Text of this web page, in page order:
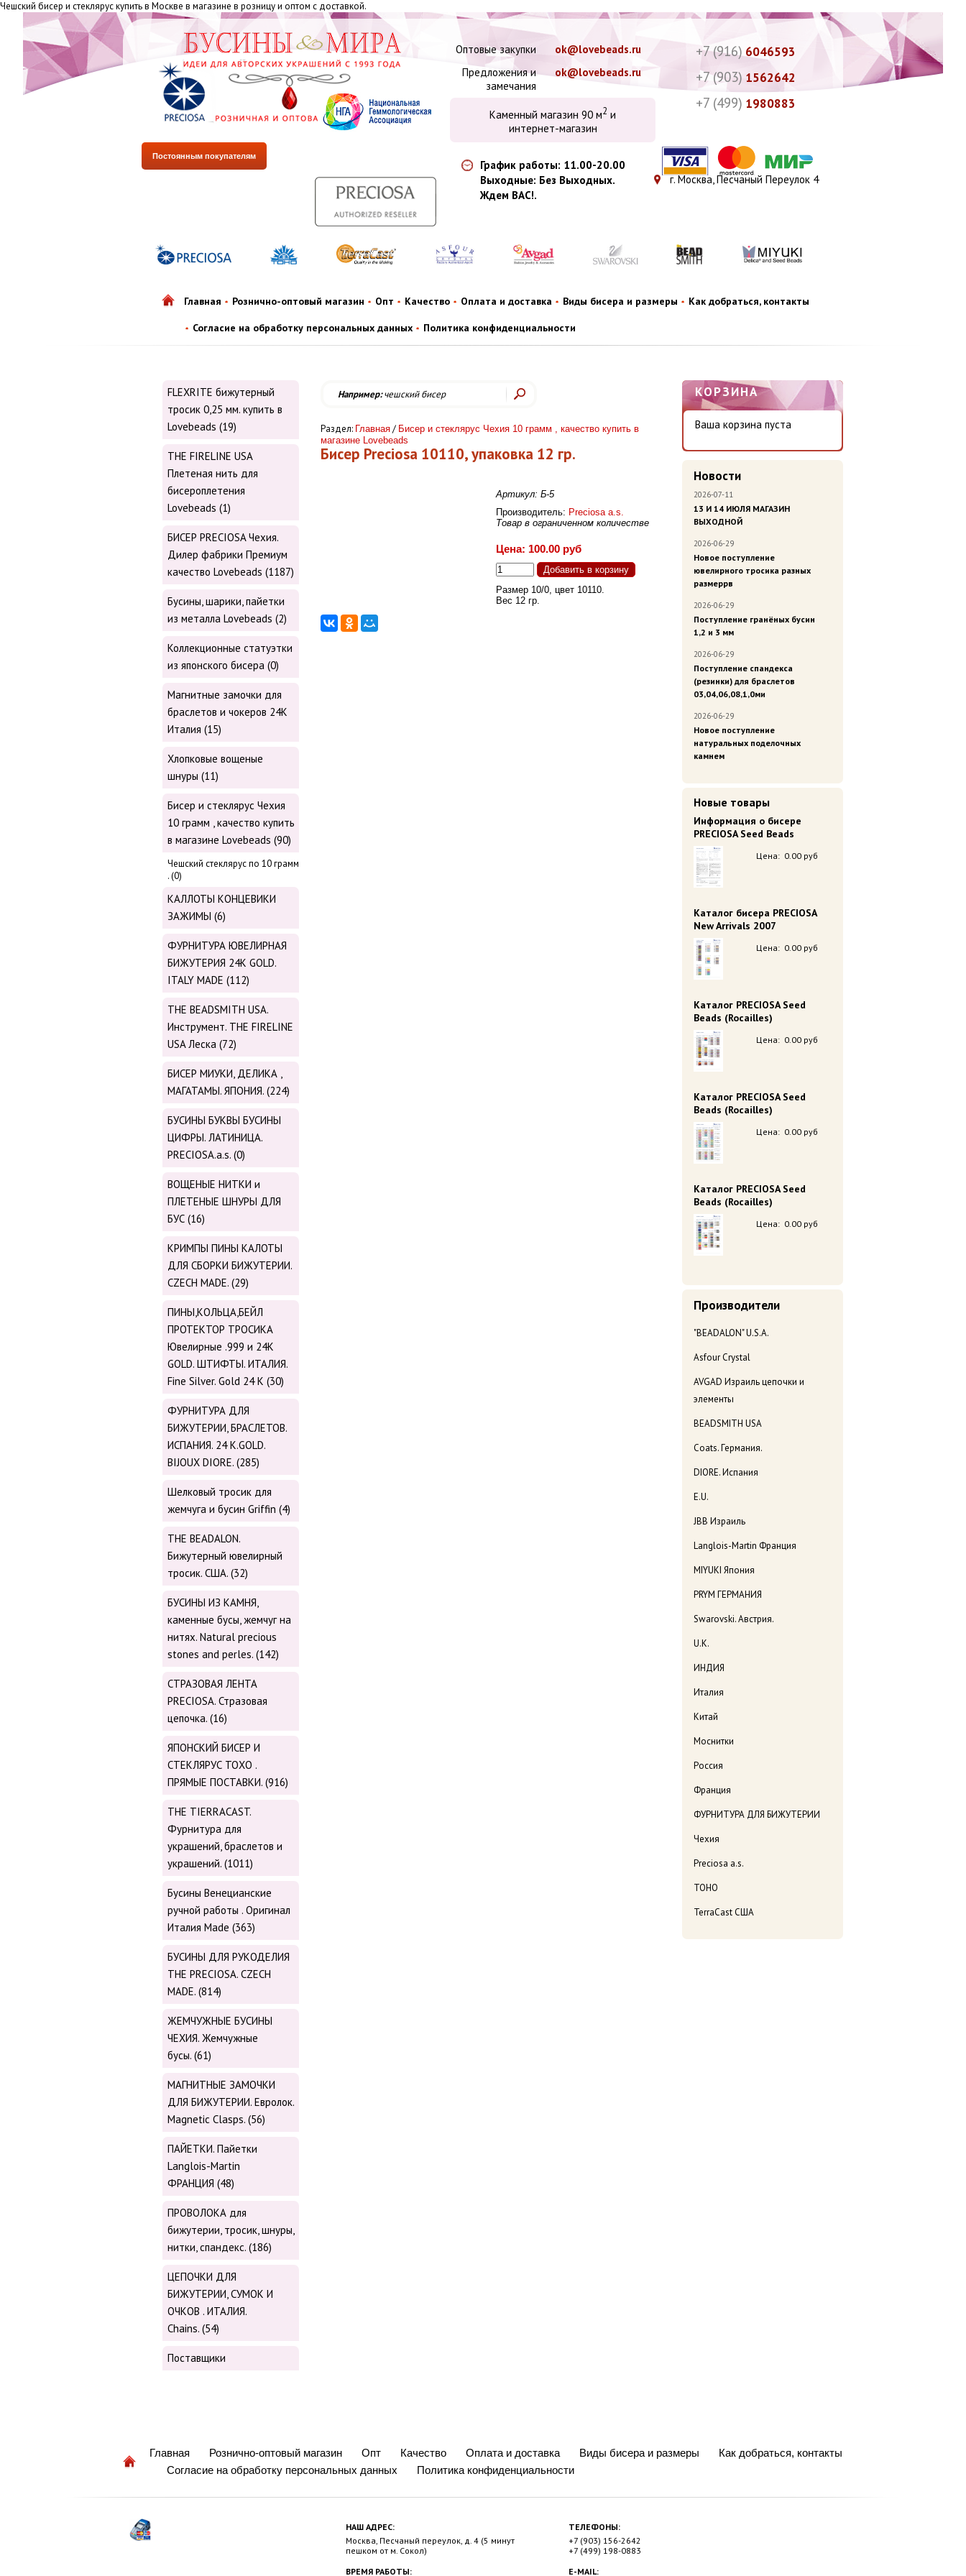
Чешский бисер и стеклярус купить в Москве в магазине в розницу и оптом с доставкой.
+7 (916) 6046593
+7 (903) 1562642
+7 (499) 1980883
Оптовые закупки
ok@lovebeads.ru
Предложения и
замечания
ok@lovebeads.ru
Каменный магазин 90 м2 и
интернет-магазин
г. Москва, Песчаный Переулок 4
График работы: 11.00-20.00
Выходные: Без Выходных.
Ждем ВАС!.
Постоянным покупателям
Главная Рознично-оптовый магазин Опт Качество Оплата и доставка Виды бисера и размеры Как добраться, контакты
Согласие на обработку персональных данных Политика конфиденциальности
КОРЗИНА
Ваша корзина пуста
Новости
2026-07-11
13 И 14 ИЮЛЯ МАГАЗИН
ВЫХОДНОЙ
2026-06-29
Новое поступление
ювелирного тросика разных
размеррв
2026-06-29
Поступление гранёных бусин
1,2 и 3 мм
2026-06-29
Поступление спандекса
(резинки) для браслетов
03,04,06,08,1,0ми
2026-06-29
Новое поступление
натуральных поделочных
камнем
Новые товары
Информация о бисере
PRECIOSA Seed Beads
Цена: 0.00 руб
Каталог бисера PRECIOSA
New Arrivals 2007
Цена: 0.00 руб
Каталог PRECIOSA Seed
Beads (Rocailles)
Цена: 0.00 руб
Каталог PRECIOSA Seed
Beads (Rocailles)
Цена: 0.00 руб
Каталог PRECIOSA Seed
Beads (Rocailles)
Цена: 0.00 руб
Производители
"BEADALON" U.S.A.
Asfour Crystal
AVGAD Израиль цепочки и
элементы
BEADSMITH USA
Coats. Германия.
DIORE. Испания
E.U.
JBB Израиль
Langlois-Martin Франция
MIYUKI Япония
PRYM ГЕРМАНИЯ
Swarovski. Австрия.
U.K.
ИНДИЯ
Италия
Китай
Моснитки
Россия
Франция
ФУРНИТУРА ДЛЯ БИЖУТЕРИИ
Чехия
Preciosa a.s.
TOHO
TerraCast США
FLEXRITE бижутерный
тросик 0,25 мм. купить в
Lovebeads (19)
THE FIRELINE USA
Плетеная нить для
бисероплетения
Lovebeads (1)
БИСЕР PRECIOSA Чехия.
Дилер фабрики Премиум
качество Lovebeads (1187)
Бусины, шарики, пайетки
из металла Lovebeads (2)
Коллекционные статуэтки
из японского бисера (0)
Магнитные замочки для
браслетов и чокеров 24К
Италия (15)
Хлопковые вощеные
шнуры (11)
Бисер и стеклярус Чехия
10 грамм , качество купить
в магазине Lovebeads (90)
Чешский стеклярус по 10 грамм
. (0)
КАЛЛОТЫ КОНЦЕВИКИ
ЗАЖИМЫ (6)
ФУРНИТУРА ЮВЕЛИРНАЯ
БИЖУТЕРИЯ 24К GOLD.
ITALY MADE (112)
THE BEADSMITH USA.
Инструмент. THE FIRELINE
USA Леска (72)
БИСЕР МИУКИ, ДЕЛИКА ,
МАГАТАМЫ. ЯПОНИЯ. (224)
БУСИНЫ БУКВЫ БУСИНЫ
ЦИФРЫ. ЛАТИНИЦА.
PRECIOSA.a.s. (0)
ВОЩЕНЫЕ НИТКИ и
ПЛЕТЕНЫЕ ШНУРЫ ДЛЯ
БУС (16)
КРИМПЫ ПИНЫ КАЛОТЫ
ДЛЯ СБОРКИ БИЖУТЕРИИ.
CZECH MADE. (29)
ПИНЫ,КОЛЬЦА,БЕЙЛ
ПРОТЕКТОР ТРОСИКА
Ювелирные .999 и 24К
GOLD. ШТИФТЫ. ИТАЛИЯ.
Fine Silver. Gold 24 K (30)
ФУРНИТУРА ДЛЯ
БИЖУТЕРИИ, БРАСЛЕТОВ.
ИСПАНИЯ. 24 K.GOLD.
BIJOUX DIORE. (285)
Шелковый тросик для
жемчуга и бусин Griffin (4)
THE BEADALON.
Бижутерный ювелирный
тросик. США. (32)
БУСИНЫ ИЗ КАМНЯ,
каменные бусы, жемчуг на
нитях. Natural precious
stones and perles. (142)
СТРАЗОВАЯ ЛЕНТА
PRECIOSA. Стразовая
цепочка. (16)
ЯПОНСКИЙ БИСЕР И
СТЕКЛЯРУС TOХО .
ПРЯМЫЕ ПОСТАВКИ. (916)
THE TIERRACAST.
Фурнитура для
украшений, браслетов и
украшений. (1011)
Бусины Венецианские
ручной работы . Оригинал
Италия Made (363)
БУСИНЫ ДЛЯ РУКОДЕЛИЯ
THE PRECIOSA. CZECH
MADE. (814)
ЖЕМЧУЖНЫЕ БУСИНЫ
ЧЕХИЯ. Жемчужные
бусы. (61)
МАГНИТНЫЕ ЗАМОЧКИ
ДЛЯ БИЖУТЕРИИ. Евролок.
Magnetic Сlasps. (56)
ПАЙЕТКИ. Пайетки
Langlois-Martin
ФРАНЦИЯ (48)
ПРОВОЛОКА для
бижутерии, тросик, шнуры,
нитки, cпандекс. (186)
ЦЕПОЧКИ ДЛЯ
БИЖУТЕРИИ, СУМОК И
ОЧКОВ . ИТАЛИЯ.
Chains. (54)
Поставщики
Например:чешский бисер
Раздел: Главная / Бисер и стеклярус Чехия 10 грамм , качество купить в
магазине Lovebeads
Бисер Preciosa 10110, упаковка 12 гр.
Артикул: Б-5
Производитель: Preciosa a.s.
Товар в ограниченном количестве
Цена: 100.00 руб
Размер 10/0, цвет 10110.
Вес 12 гр.
Главная Рознично-оптовый магазин Опт Качество Оплата и доставка Виды бисера и размеры
Как добраться, контакты
Согласие на обработку персональных данных
Политика конфиденциальности
ТЕЛЕФОНЫ:
+7 (903) 156-2642
+7 (499) 198-0883
E-MAIL:
НАШ АДРЕС:
Москва, Песчаный переулок, д. 4 (5 минут
пешком от м. Сокол)
ВРЕМЯ РАБОТЫ: